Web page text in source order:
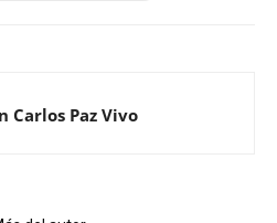
Carlos Paz Vivo